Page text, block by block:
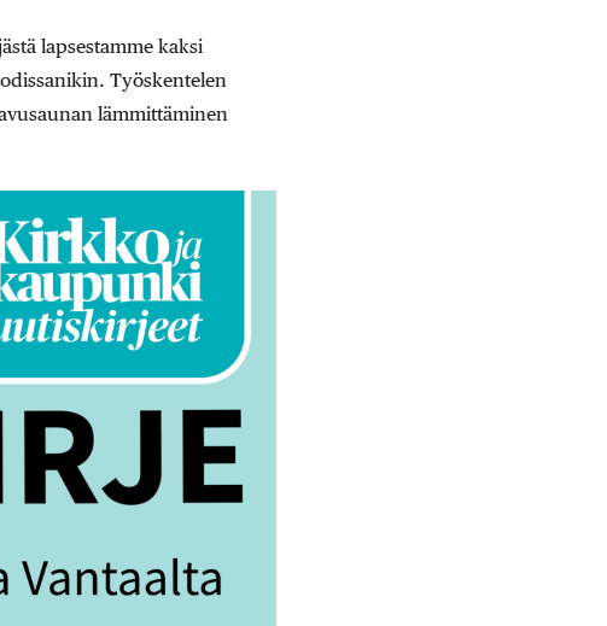
lapsestamme kaksi
Työskentelen
lämmittäminen